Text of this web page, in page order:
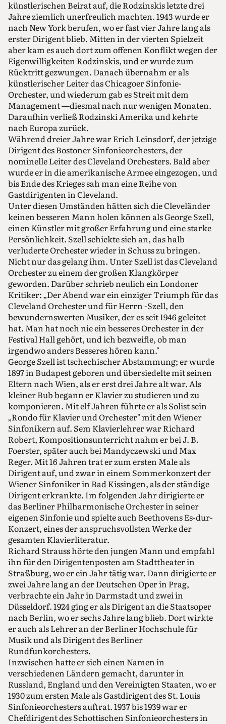
künstlerischen Beirat auf, die Rodzinskis letzte drei
Jahre ziemlich unerfreulich machten. 1943 wurde er
nach New York berufen, wo er fast vier Jahre lang als
erster Dirigent blieb. Mitten in der vierten Spielzeit
aber kam es auch dort zum offenen Konflikt wegen der
Eigenwilligkeiten Rodzinskis, und er wurde zum
Rücktritt gezwungen. Danach übernahm er als
künstlerischer Leiter das Chicagoer Sinfonie-
Orchester, und wiederum gab es Streit mit dem
Management —diesmal nach nur wenigen Monaten.
Daraufhin verließ Rodzinski Amerika und kehrte
nach Europa zurück.
Während dreier Jahre war Erich Leinsdorf, der jetzige
Dirigent des Bostoner Sinfonieorchesters, der
nominelle Leiter des Cleveland Orchesters. Bald aber
wurde er in die amerikanische Armee eingezogen, und
bis Ende des Krieges sah man eine Reihe von
Gastdirigenten in Cleveland.
Unter diesen Umständen hätten sich die Cleveländer
keinen besseren Mann holen können als George Szell,
einen Künstler mit großer Erfahrung und eine starke
Persönlichkeit. Szell schickte sich an, das halb
verluderte Orchester wieder in Schuss zu bringen.
Nicht nur das gelang ihm. Unter Szell ist das Cleveland
Orchester zu einem der großen Klangkörper
geworden. Darüber schrieb neulich ein Londoner
Kritiker: „Der Abend war ein einziger Triumph für das
Cleveland Orchester und für Herrn -Szell, den
bewundernswerten Musiker, der es seit 1946 geleitet
hat. Man hat noch nie ein besseres Orchester in der
Festival Hall gehört, und ich bezweifle, ob man
irgendwo anders Besseres hören kann."
George Szell ist tschechischer Abstammung; er wurde
1897 in Budapest geboren und übersiedelte mit seinen
Eltern nach Wien, als er erst drei Jahre alt war. Als
kleiner Bub begann er Klavier zu studieren und zu
komponieren. Mit elf Jahren führte er als Solist sein
„Rondo für Klavier und Orchester" mit den Wiener
Sinfonikern auf. Sem Klavierlehrer war Richard
Robert, Kompositionsunterricht nahm er bei J. B.
Foerster, später auch bei Mandyczewski und Max
Reger. Mit 16 Jahren trat er zum ersten Male als
Dirigent auf, und zwar in einem Sommerkonzert der
Wiener Sinfoniker in Bad Kissingen, als der ständige
Dirigent erkrankte. Im folgenden Jahr dirigierte er
das Berliner Philharmonische Orchester in seiner
eigenen Sinfonie und spielte auch Beethovens Es-dur-
Konzert, eines der anspruchsvollsten Werke der
gesamten Klavierliteratur.
Richard Strauss hörte den jungen Mann und empfahl
ihn für den Dirigentenposten am Stadttheater in
Straßburg, wo er ein Jahr tätig war. Dann dirigierte er
zwei Jahre lang an der Deutschen Oper in Prag,
verbrachte ein Jahr in Darmstadt und zwei in
Düsseldorf. 1924 ging er als Dirigent an die Staatsoper
nach Berlin, wo er sechs Jahre lang blieb. Dort wirkte
er auch als Lehrer an der Berliner Hochschule für
Musik und als Dirigent des Berliner
Rundfunkorchesters.
Inzwischen hatte er sich einen Namen in
verschiedenen Ländern gemacht, darunter in
Russland, England und den Vereinigten Staaten, wo er
1930 zum ersten Male als Gastdirigent des St. Louis
Sinfonieorchesters auftrat. 1937 bis 1939 war er
Chefdirigent des Schottischen Sinfonieorchesters in